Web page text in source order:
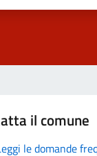
il comune
le domande